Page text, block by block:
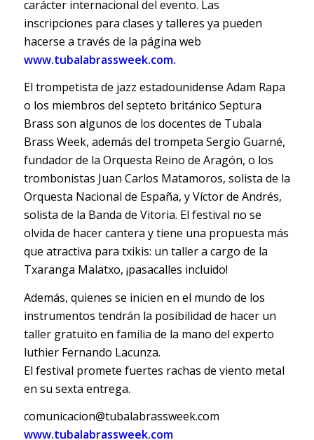
carácter internacional del evento. Las
inscripciones para clases y talleres ya pueden
hacerse a través de la página web
www.tubalabrassweek.com.
El trompetista de jazz estadounidense Adam Rapa
o los miembros del septeto británico Septura
Brass son algunos de los docentes de Tubala
Brass Week, además del trompeta Sergio Guarné,
fundador de la Orquesta Reino de Aragón, o los
trombonistas Juan Carlos Matamoros, solista de la
Orquesta Nacional de España, y Víctor de Andrés,
solista de la Banda de Vitoria. El festival no se
olvida de hacer cantera y tiene una propuesta más
que atractiva para txikis: un taller a cargo de la
Txaranga Malatxo, ¡pasacalles incluido!
Además, quienes se inicien en el mundo de los
instrumentos tendrán la posibilidad de hacer un
taller gratuito en familia de la mano del experto
luthier Fernando Lacunza.
El festival promete fuertes rachas de viento metal
en su sexta entrega.
comunicacion@tubalabrassweek.com
www.tubalabrassweek.com